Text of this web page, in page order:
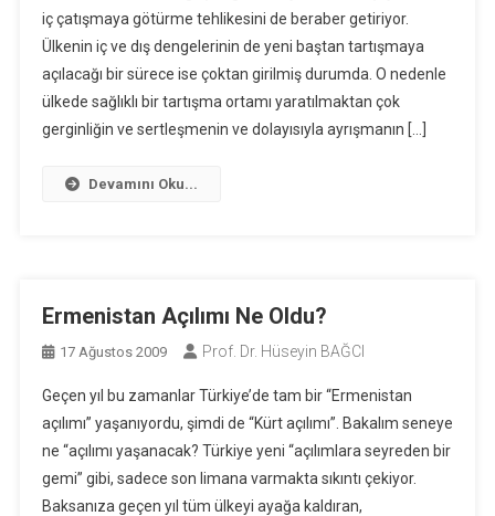
iç çatışmaya götürme tehlikesini de beraber getiriyor.
Ülkenin iç ve dış dengelerinin de yeni baştan tartışmaya
açılacağı bir sürece ise çoktan girilmiş durumda. O nedenle
ülkede sağlıklı bir tartışma ortamı yaratılmaktan çok
gerginliğin ve sertleşmenin ve dolayısıyla ayrışmanın […]
Devamını Oku...
Ermenistan Açılımı Ne Oldu?
17 Ağustos 2009 Prof. Dr. Hüseyin BAĞCI
Geçen yıl bu zamanlar Türkiye’de tam bir “Ermenistan
açılımı” yaşanıyordu, şimdi de “Kürt açılımı”. Bakalım seneye
ne “açılımı yaşanacak? Türkiye yeni “açılımlara seyreden bir
gemi” gibi, sadece son limana varmakta sıkıntı çekiyor.
Baksanıza geçen yıl tüm ülkeyi ayağa kaldıran,